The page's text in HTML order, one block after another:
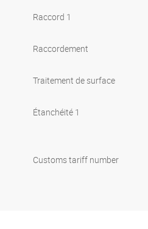
Raccord 1
Raccordement
Traitement de surface
Étanchéité 1
Customs tariff number